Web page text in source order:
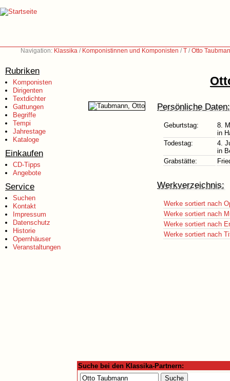
Navigation: Klassika / Komponistinnen und Komponisten /T /Otto
Rubriken
Komponisten
Dirigenten
Textdichter
Gattungen
Begriffe
Tempi
Jahrestage
Kataloge
Einkaufen
CD-Tipps
Angebote
Service
Suchen
Kontakt
Impressum
Datenschutz
Historie
Opernhäuser
Veranstaltungen
Persönliche Daten:
Geburtstag:
8.
in
Todestag:
4.
in
Grabstätte:
Werkverzeichnis:
Werke sortiert nach
Werke sortiert nach
Werke sortiert nach
Werke sortiert nach
Suche bei den Klassika-Partnern: